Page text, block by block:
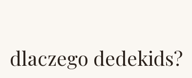
dlaczego dedekids?